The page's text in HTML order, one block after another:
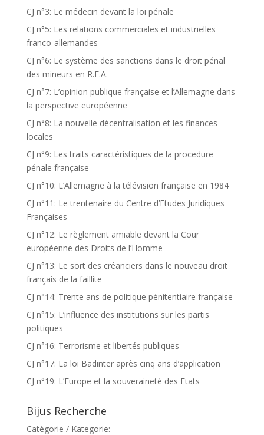
CJ n°3: Le médecin devant la loi pénale
CJ n°5: Les relations commerciales et industrielles
franco-allemandes
CJ n°6: Le système des sanctions dans le droit pénal
des mineurs en R.F.A.
CJ n°7: L’opinion publique française et l’Allemagne dans
la perspective européenne
CJ n°8: La nouvelle décentralisation et les finances
locales
CJ n°9: Les traits caractéristiques de la procedure
pénale française
CJ n°10: L’Allemagne à la télévision française en 1984
CJ n°11: Le trentenaire du Centre d’Etudes Juridiques
Françaises
CJ n°12: Le règlement amiable devant la Cour
européenne des Droits de l’Homme
CJ n°13: Le sort des créanciers dans le nouveau droit
français de la faillite
CJ n°14: Trente ans de politique pénitentiaire française
CJ n°15: L’influence des institutions sur les partis
politiques
CJ n°16: Terrorisme et libertés publiques
CJ n°17: La loi Badinter après cinq ans d’application
CJ n°19: L’Europe et la souveraineté des Etats
Bijus Recherche
Catègorie / Kategorie: